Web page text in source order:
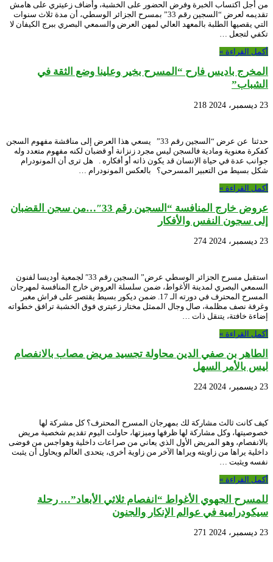
من أجل اكتساب الخبرة وفرض الحضور على الخشبة، وأضاف زعيتري على هامش
تقديمه لعرض “السجين رقم 33” بمسرح الجزائر الوسطي، أن مدة ثلاث سنوات
التي يقصيها الطلبة بالمعهد العالي لمهن العرض والسمعي البصري ببرج الكيفان لا
تكفي لتجعل …
أكمل القراءة »
المخرج باديس فارح “المسرح بخير وعلينا وضع الثقة في
الشباب”
23 ديسمبر، 2024 218
حدثنا عن عرض “السجين رقم 33” يسعي هذا العرض إلى مناقشة مفهوم السجن
كفكرة معنوية ومادية فالسجن ليس مجرد زنزانة أو قضبان لكنه مفهوم متعدد وله
جوانب عدة في حياة الإنسان قد يكون ذاته أو أفكاره . هل ترى أن المونودرام
شكل بسيط من التعبير المسرحي؟ بالعكس المونودرام …
أكمل القراءة »
عروض خارج المنافسة “السجين رقم 33″…من سجن القضبان
إلى سجون النفس والأفكار
23 ديسمبر، 2024 274
استقبل مسرح الجزائر الوسطي عرض” السجين رقم 33″ لجمعية أوديسا لفنون
السمعي البصري لمدينة الأغواط، ضمن سلسلة العروض خارج المنافسة لمهرجان
المسرح المحترف في دورته الـ 17. ضمن ديكور بسيط يقتصر على فراش مغبر
وغرفة نصف مظلمة، صال وجال الممثل مختار زعيتري فوق الخشبة ترافق خطواته
إضاءة خافتة، يتنقل ذات …
أكمل القراءة »
الطاهر بن صفي الدين محاولة تجسيد مريض مصاب بالانفصام
ليس بالأمر السهل
23 ديسمبر، 2024 224
كيف كانت ثالث مشاركة لك بمهرجان المسرح المحترف؟ كل مشركة لها
خصوصيتها، وكل مشاركة لها ظرفها وميزتها، حاولت اليوم تقديم شخصية مريض
بالانفصام، وهو المريض الأول الذي يعاني من صراعات داخلية وهواجس من فوضى
داخلية يراها من زاويته ويراها الآخر من زاوية أخرى، يتحدى العالم ويحاول أن يثبت
نفسه ويثبت …
أكمل القراءة »
للمسرح الجهوي الأغواط “انفصام ثلاثي الأبعاد”… رحلة
سيكودرامية في عوالم الإنكار والجنون
23 ديسمبر، 2024 271